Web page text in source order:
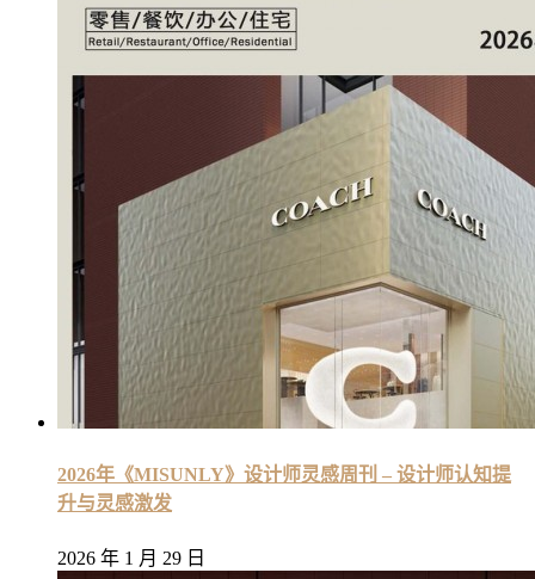
2026年《MISUNLY》设计师灵感周刊 – 设计师认知提
升与灵感激发
2026 年 1 月 29 日